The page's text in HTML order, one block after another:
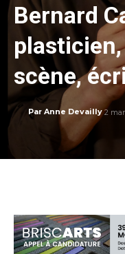
Bernard
scène,
Par Anne Devailly 2